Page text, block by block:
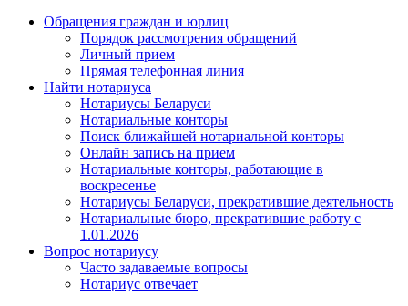
Обращения граждан и юрлиц
Порядок рассмотрения обращений
Личный прием
Прямая телефонная линия
Найти нотариуса
Нотариусы Беларуси
Нотариальные конторы
Поиск ближайшей нотариальной конторы
Онлайн запись на прием
Нотариальные конторы, работающие в
воскресенье
Нотариусы Беларуси, прекратившие деятельность
Нотариальные бюро, прекратившие работу с
1.01.2026
Вопрос нотариусу
Часто задаваемые вопросы
Нотариус отвечает